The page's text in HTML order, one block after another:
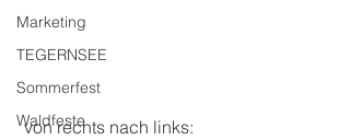
Marketing
TEGERNSEE
Sommerfest
Waldfeste
von rechts nach links: